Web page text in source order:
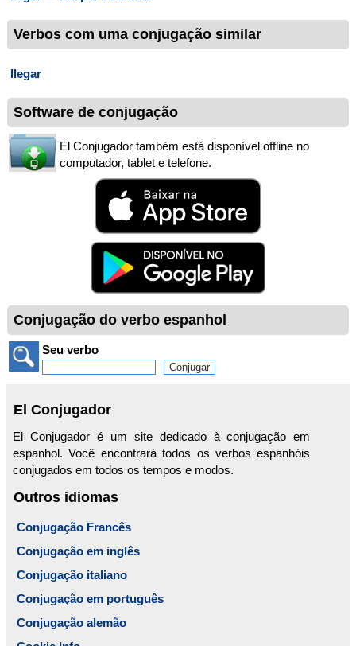
Verbos com uma conjugação similar
llegar
Software de conjugação
El Conjugador também está disponível offline no
computador, tablet e telefone.
Conjugação do verbo espanhol
Seu verbo
El Conjugador
El Conjugador é um site dedicado à conjugação em
espanhol. Você encontrará todos os verbos espanhóis
conjugados em todos os tempos e modos.
Outros idiomas
Conjugação Francês
Conjugação em inglês
Conjugação italiano
Conjugação em português
Conjugação alemão